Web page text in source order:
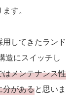
す。
してきたランド
造にスイッチし
はメンテナンス性
分があると思いま